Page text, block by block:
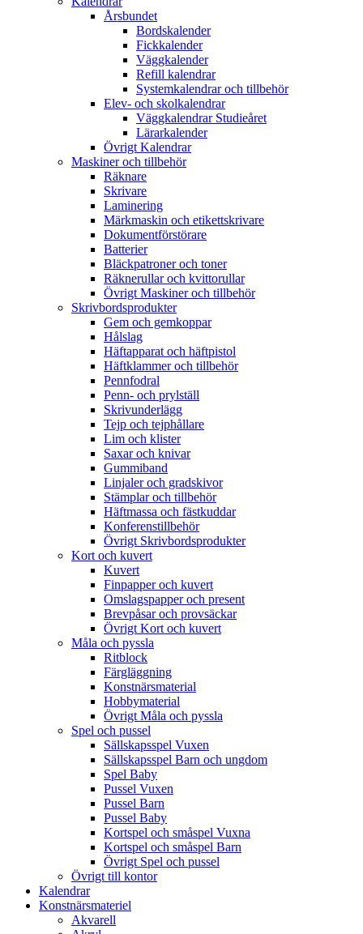
Årsbundet
Bordskalender
Fickkalender
Väggkalender
Refill kalendrar
Systemkalendrar och tillbehör
Elev- och skolkalendrar
Väggkalendrar Studieåret
Lärarkalender
Övrigt Kalendrar
Maskiner och tillbehör
Räknare
Skrivare
Laminering
Märkmaskin och etikettskrivare
Dokumentförstörare
Batterier
Bläckpatroner och toner
Räknerullar och kvittorullar
Övrigt Maskiner och tillbehör
Skrivbordsprodukter
Gem och gemkoppar
Hålslag
Häftapparat och häftpistol
Häftklammer och tillbehör
Pennfodral
Penn- och prylställ
Skrivunderlägg
Tejp och tejphållare
Lim och klister
Saxar och knivar
Gummiband
Linjaler och gradskivor
Stämplar och tillbehör
Häftmassa och fästkuddar
Konferenstillbehör
Övrigt Skrivbordsprodukter
Kort och kuvert
Kuvert
Finpapper och kuvert
Omslagspapper och present
Brevpåsar och provsäckar
Övrigt Kort och kuvert
Måla och pyssla
Ritblock
Färgläggning
Konstnärsmaterial
Hobbymaterial
Övrigt Måla och pyssla
Spel och pussel
Sällskapsspel Vuxen
Sällskapsspel Barn och ungdom
Spel Baby
Pussel Vuxen
Pussel Barn
Pussel Baby
Kortspel och småspel Vuxna
Kortspel och småspel Barn
Övrigt Spel och pussel
Övrigt till kontor
Kalendrar
Konstnärsmateriel
Akvarell